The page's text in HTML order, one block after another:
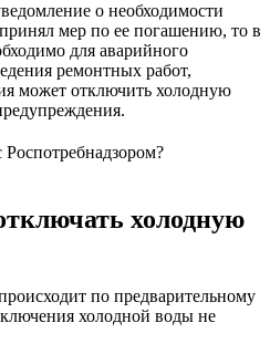
о необходимости
мер по ее погашению, то в
для аварийного
ремонтных работ,
может отключить холодную
Роспотребнадзором?
холодную
по предварительному
холодной воды не